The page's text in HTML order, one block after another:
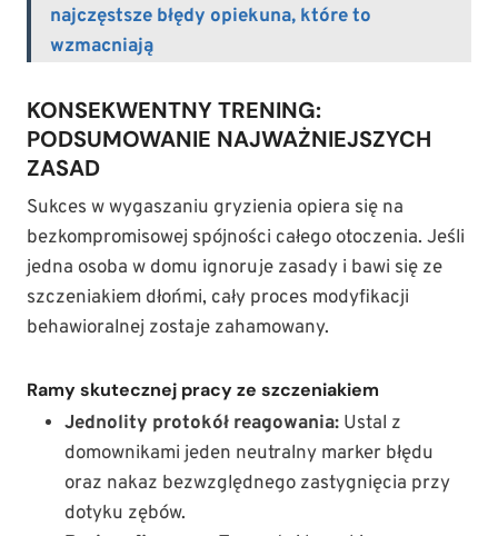
najczęstsze błędy opiekuna, które to
wzmacniają
KONSEKWENTNY TRENING:
PODSUMOWANIE NAJWAŻNIEJSZYCH
ZASAD
Sukces w wygaszaniu gryzienia opiera się na
bezkompromisowej spójności całego otoczenia. Jeśli
jedna osoba w domu ignoruje zasady i bawi się ze
szczeniakiem dłońmi, cały proces modyfikacji
behawioralnej zostaje zahamowany.
Ramy skutecznej pracy ze szczeniakiem
Jednolity protokół reagowania: Ustal z
domownikami jeden neutralny marker błędu
oraz nakaz bezwzględnego zastygnięcia przy
dotyku zębów.